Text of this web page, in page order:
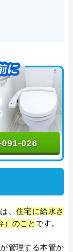
026
、 住宅に給水さ
）のこと です。
管理する本管か